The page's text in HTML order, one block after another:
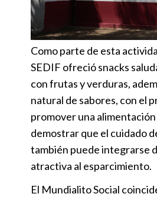
Como parte de esta
SEDIF ofreció snacks
con frutas y verduras,
natural de sabores, con el
promover una
demostrar que el cuidado
también puede integrarse
atractiva al esparcimiento.
El Mundialito Social